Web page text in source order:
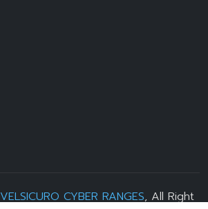
VELSICURO CYBER RANGES, All Right